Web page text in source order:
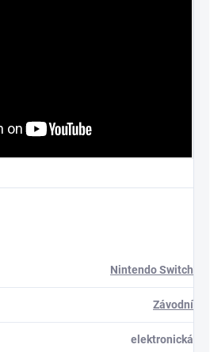
Nintendo Switch
Závodní
elektronická